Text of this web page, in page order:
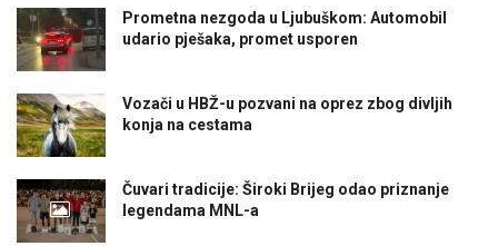
Prometna nezgoda u Ljubuškom: Automobil
udario pješaka, promet usporen
Vozači u HBŽ-u pozvani na oprez zbog divljih
konja na cestama
Čuvari tradicije: Široki Brijeg odao priznanje
legendama MNL-a